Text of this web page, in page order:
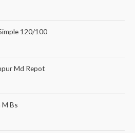
120/100
Md Repot
M Bs